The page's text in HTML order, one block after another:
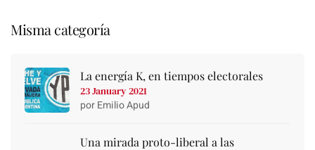
Misma categoría
La energía K, en tiempos electorales
23 January 2021
por Emilio Apud
Una mirada proto-liberal a las